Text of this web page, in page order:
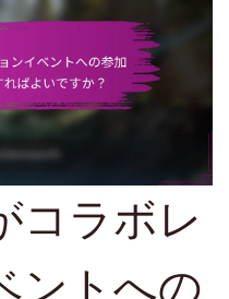
コラボレ